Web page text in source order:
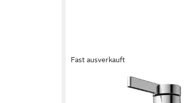
Fast ausverkauft
Waschtischarmatur WT 11 inkl.